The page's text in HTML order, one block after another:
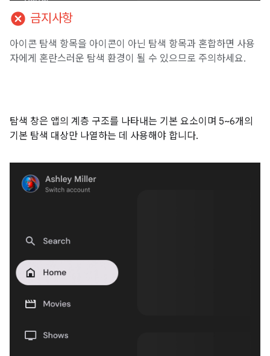
cancel 금지사항
아이콘 탐색 항목을 아이콘이 아닌 탐색 항목과 혼합하면 사용
자에게 혼란스러운 탐색 환경이 될 수 있으므로 주의하세요.
탐색 창은 앱의 계층 구조를 나타내는 기본 요소이며 5~6개의
기본 탐색 대상만 나열하는 데 사용해야 합니다.